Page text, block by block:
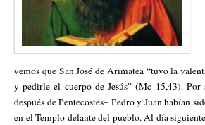
vemos que San José de Arimatea “tuvo la
y pedirle el cuerpo de Jesús” (Mc 15,43). Por
después de Pentecostés– Pedro y Juan habían
en el Templo delante del pueblo. Al día